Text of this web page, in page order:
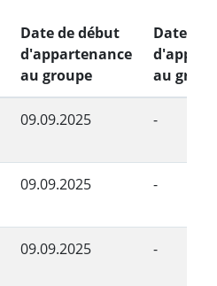
Date de début
d'appartenance
au groupe
Date de
au
09.09.2025 -
09.09.2025 -
09.09.2025 -